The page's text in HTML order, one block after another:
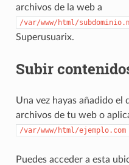
archivos de la web a
/var/www/html/
Superusuarix.
Subir
Una vez hayas añadido
archivos de tu web o
/var/www/html/ejemplo.com
Puedes acceder a esta